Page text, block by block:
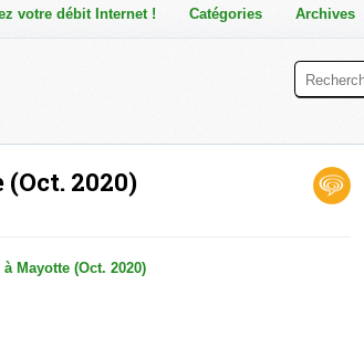
votre débit Internet ! Catégories Archives
2020)